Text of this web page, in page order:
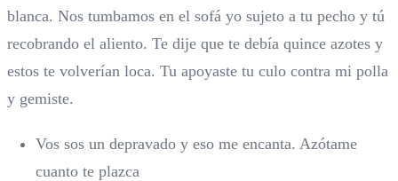
blanca. Nos tumbamos en el sofá yo sujeto a tu pecho y tú
recobrando el aliento. Te dije que te debía quince azotes y
estos te volverían loca. Tu apoyaste tu culo contra mi polla
y gemiste.
Vos sos un depravado y eso me encanta. Azótame
cuanto te plazca